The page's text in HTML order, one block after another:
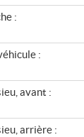
:
:
avant :
arrière :